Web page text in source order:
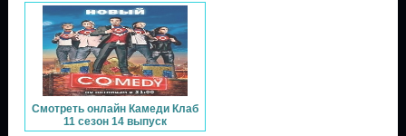
Смотреть онлайн Камеди Клаб
11 сезон 14 выпуск